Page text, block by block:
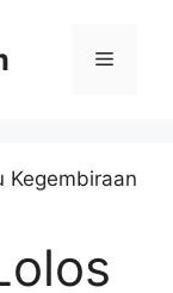
Menu